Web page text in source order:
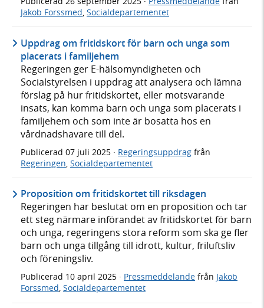
Jakob Forssmed, Socialdepartementet
Uppdrag om fritidskort för barn och unga som
placerats i familjehem
Regeringen ger E-hälsomyndigheten och
Socialstyrelsen i uppdrag att analysera och lämna
förslag på hur fritidskortet, eller motsvarande
insats, kan komma barn och unga som placerats i
familjehem och som inte är bosatta hos en
vårdnadshavare till del.
Publicerad 07 juli 2025 · Regeringsuppdrag från
Regeringen Socialdepartementet
Proposition om fritidskortet till riksdagen
Regeringen har beslutat om en proposition och tar
ett steg närmare införandet av fritidskortet för barn
och unga, regeringens stora reform som ska ge fler
barn och unga tillgång till idrott, kultur, friluftsliv
och föreningsliv.
Publicerad 10 april 2025 · Pressmeddelande från Jakob
Forssmed, Socialdepartementet